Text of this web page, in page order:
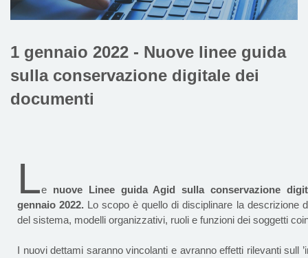
NEWS
CONTATTI
1 gennaio 2022 - Nuove linee guida
sulla conservazione digitale dei
documenti
Le nuove Linee guida Agid sulla conservazione
gennaio 2022. Lo scopo è quello di disciplinare la descrizione
del sistema, modelli organizzativi, ruoli e funzioni dei soggetti
I nuovi dettami saranno vincolanti e avranno effetti rilevanti sull